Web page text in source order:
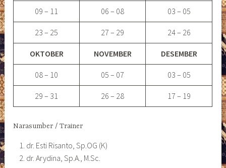
09 – 11 06 – 08 03 – 05
23 – 25 27 – 29 24 – 26
OKTOBER NOVEMBER DESEMBER
08 – 10 05 – 07 03 – 05
29 – 31 26 – 28 17 – 19
Narasumber / Trainer
dr. Esti Risanto, Sp.OG (K)
dr. Arydina, Sp.A., M.Sc.